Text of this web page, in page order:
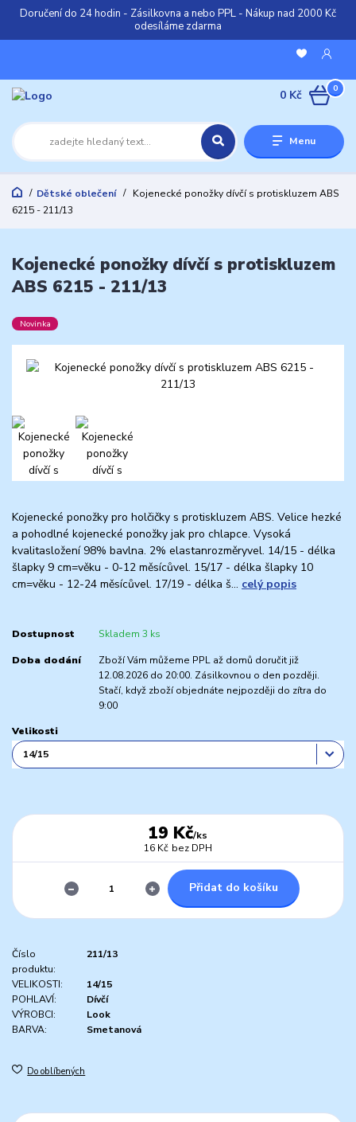
Doručení do 24 hodin - Zásilkovna a nebo PPL - Nákup nad 2000 Kč
odesíláme zdarma
Menu
0
0 Kč
Dětské oblečení
Kojenecké ponožky dívčí s protiskluzem ABS
6215 - 211/13
Kojenecké ponožky dívčí s protiskluzem
ABS 6215 - 211/13
Novinka
Kojenecké ponožky pro holčičky s protiskluzem ABS. Velice hezké
a pohodlné kojenecké ponožky jak pro chlapce. Vysoká
kvalitasložení 98% bavlna. 2% elastanrozměryvel. 14/15 - délka
šlapky 9 cm=věku - 0-12 měsícůvel. 15/17 - délka šlapky 10
cm=věku - 12-24 měsícůvel. 17/19 - délka š... celý popis
Dostupnost Skladem 3 ks
Doba dodání
Zboží Vám můžeme PPL až domů doručit již
12.08.2026 do 20:00. Zásilkovnou o den později.
Stačí, když zboží objednáte nejpozději do zítra do
9:00
Velikosti
19 Kč/ks
16 Kč bez DPH
Přidat do košíku
Číslo
produktu:
211/13
VELIKOSTI:
14/15
POHLAVÍ:
Dívčí
VÝROBCI:
Look
BARVA:
Smetanová
Do oblíbených